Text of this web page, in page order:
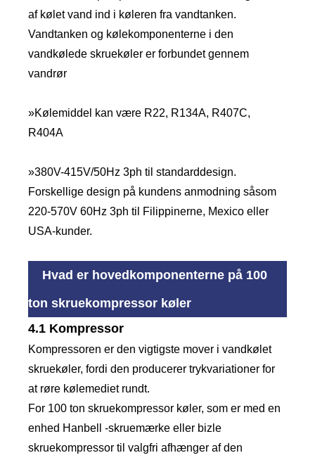
af kølet vand ind i køleren fra vandtanken.
Vandtanken og kølekomponenterne i den
vandkølede skruekøler er forbundet gennem
vandrør
»Kølemiddel kan være R22, R134A, R407C,
R404A
»380V-415V/50Hz 3ph til standarddesign.
Forskellige design på kundens anmodning såsom
220-570V 60Hz 3ph til Filippinerne, Mexico eller
USA-kunder.
Hvad er hovedkomponenterne på 100
ton skruekompressor køler
4.1 Kompressor
Kompressoren er den vigtigste mover i vandkølet
skruekøler, fordi den producerer trykvariationer for
at røre kølemediet rundt.
For 100 ton skruekompressor køler, som er med en
enhed Hanbell -skruemærke eller bizle
skruekompressor til valgfri afhænger af den